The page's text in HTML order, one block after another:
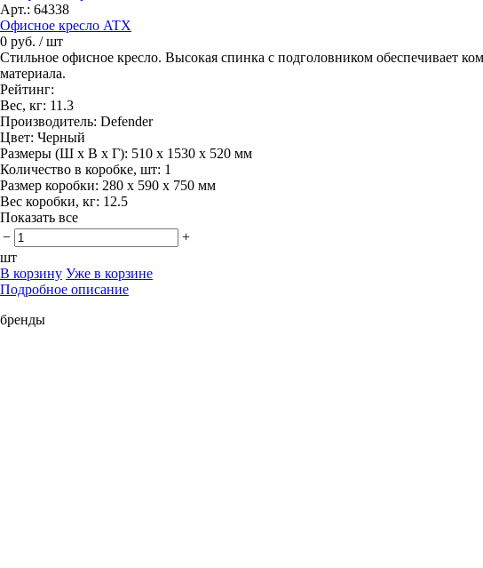
Арт.: 64338
Офисное кресло ATX
0 руб. / шт
Стильное офисное кресло. Высокая спинка с подголовником обеспечивает
материала.
Рейтинг:
Вес, кг: 11.3
Производитель: Defender
Цвет: Черный
Размеры (Ш x В x Г): 510 x 1530 x 520 мм
Количество в коробке, шт: 1
Размер коробки: 280 x 590 x 750 мм
Вес коробки, кг: 12.5
Показать все
−
+
шт
В корзину Уже в корзине
Подробное описание
бренды